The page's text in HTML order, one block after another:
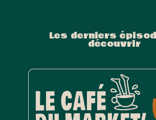
Les derniers
découvrir